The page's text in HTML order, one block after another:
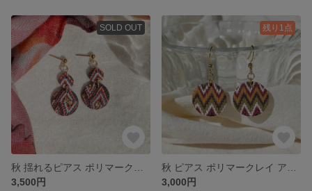
SOLD OUT
3,500円
残り1点
3,000円